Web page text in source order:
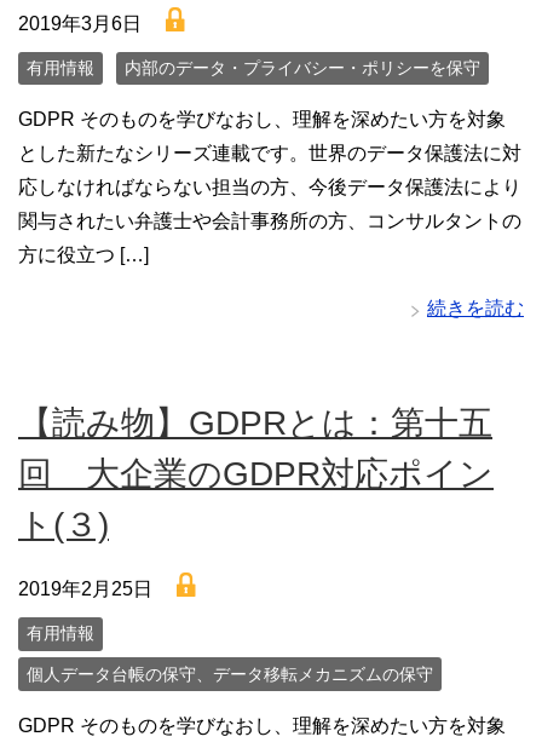
2019年3月6日 lock
有用情報 内部のデータ・プライバシー・ポリシーを保守
GDPR そのものを学びなおし、理解を深めたい方を対象
とした新たなシリーズ連載です。世界のデータ保護法に対
応しなければならない担当の方、今後データ保護法により
関与されたい弁護士や会計事務所の方、コンサルタントの
方に役立つ […]
続きを読む
【読み物】GDPRとは：第十五
回 大企業のGDPR対応ポイン
ト(３)
2019年2月25日 lock
有用情報
個人データ台帳の保守、データ移転メカニズムの保守
GDPR そのものを学びなおし、理解を深めたい方を対象